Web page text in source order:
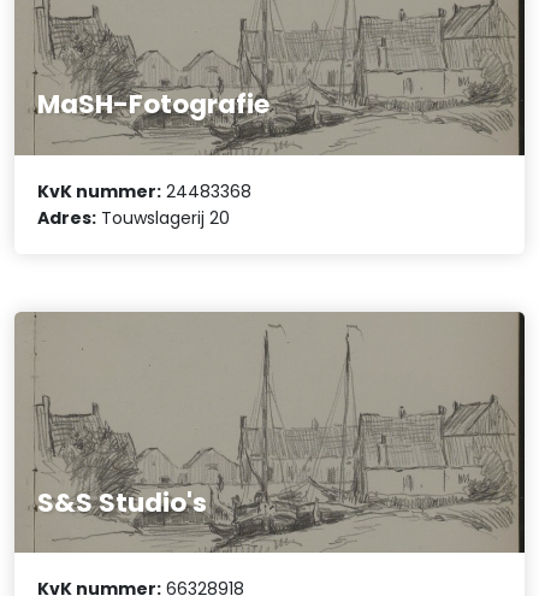
MaSH-Fotografie
KvK nummer: 24483368
Adres: Touwslagerij 20
S&S Studio's
KvK nummer: 66328918